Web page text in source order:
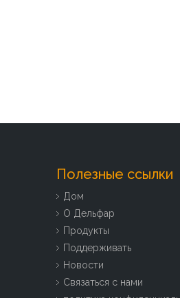
Полезные ссылки
Дом
О Дельфар
Продукты
Поддерживать
Новости
Связаться с нами